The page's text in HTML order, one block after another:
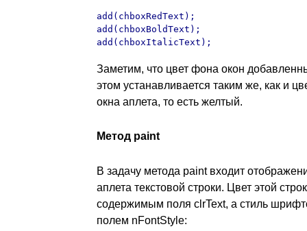
add(chboxRedText);
add(chboxBoldText);
add(chboxItalicText);
Заметим, что цвет фона окон
этом устанавливается таким же, как и
окна аплета, то есть желтый.
Метод paint
В задачу метода paint входит
аплета текстовой строки. Цвет этой
содержимым поля clrText, а стиль
полем nFontStyle: